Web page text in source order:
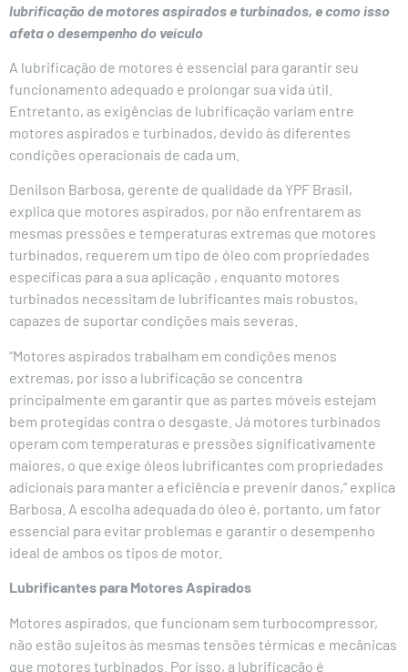
lubrificação de motores aspirados e turbinados, e como isso
afeta o desempenho do veículo
A lubrificação de motores é essencial para garantir seu
funcionamento adequado e prolongar sua vida útil.
Entretanto, as exigências de lubrificação variam entre
motores aspirados e turbinados, devido às diferentes
condições operacionais de cada um.
Denilson Barbosa, gerente de qualidade da YPF Brasil,
explica que motores aspirados, por não enfrentarem as
mesmas pressões e temperaturas extremas que motores
turbinados, requerem um tipo de óleo com propriedades
específicas para a sua aplicação , enquanto motores
turbinados necessitam de lubrificantes mais robustos,
capazes de suportar condições mais severas.
“Motores aspirados trabalham em condições menos
extremas, por isso a lubrificação se concentra
principalmente em garantir que as partes móveis estejam
bem protegidas contra o desgaste. Já motores turbinados
operam com temperaturas e pressões significativamente
maiores, o que exige óleos lubrificantes com propriedades
adicionais para manter a eficiência e prevenir danos,” explica
Barbosa. A escolha adequada do óleo é, portanto, um fator
essencial para evitar problemas e garantir o desempenho
ideal de ambos os tipos de motor.
Lubrificantes para Motores Aspirados
Motores aspirados, que funcionam sem turbocompressor,
não estão sujeitos às mesmas tensões térmicas e mecânicas
que motores turbinados. Por isso, a lubrificação é